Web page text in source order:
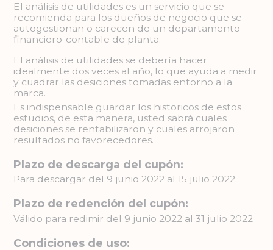
El análisis de utilidades es un servicio que se
recomienda para los dueños de negocio que se
autogestionan o carecen de un departamento
financiero-contable de planta.
El análisis de utilidades se debería hacer
idealmente dos veces al año, lo que ayuda a medir
y cuadrar las desiciones tomadas entorno a la
marca.
Es indispensable guardar los historicos de estos
estudios, de esta manera, usted sabrá cuales
desiciones se rentabilizaron y cuales arrojaron
resultados no favorecedores.
Plazo de descarga del cupón:
Para descargar del 9 junio 2022 al 15 julio 2022
Plazo de redención del cupón:
Válido para redimir del 9 junio 2022 al 31 julio 2022
Condiciones de uso: